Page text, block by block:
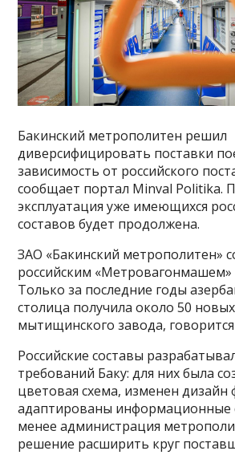
Бакинский метрополитен решил
диверсифицировать поставки
зависимость от российского
сообщает портал Minval Politika.
эксплуатация уже имеющихся
составов будет продолжена.
ЗАО «Бакинский метрополитен»
российским «Метровагонмашем»
Только за последние годы
столица получила около 50
мытищинского завода,
Российские составы
требований Баку: для них была
цветовая схема, изменен дизайн
адаптированы информационные
менее администрация
решение расширить круг